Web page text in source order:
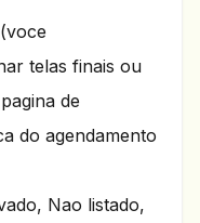
telas finais ou
de
do agendamento
Nao listado,